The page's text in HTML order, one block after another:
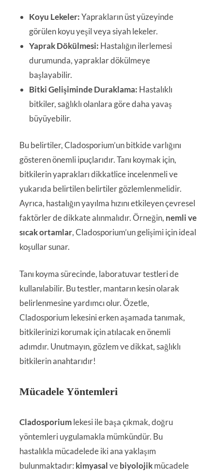
Koyu Lekeler:Yaprakların üst yüzeyinde
görülen koyu yeşil veya siyah lekeler.
Yaprak Dökülmesi: Hastalığın ilerlemesi
durumunda, yapraklar dökülmeye
başlayabilir.
Bitki Gelişiminde Duraklama: Hastalıklı
bitkiler, sağlıklı olanlara göre daha yavaş
büyüyebilir.
Bu belirtiler, Cladosporium’un bitkide varlığını
gösteren önemli ipuçlarıdır. Tanı koymak için,
bitkilerin yaprakları dikkatlice incelenmeli ve
yukarıda belirtilen belirtiler gözlemlenmelidir.
Ayrıca, hastalığın yayılma hızını etkileyen çevresel
faktörler de dikkate alınmalıdır. Örneğin, nemli ve
sıcak ortamlar, Cladosporium’un gelişimi için ideal
koşullar sunar.
Tanı koyma sürecinde, laboratuvar testleri de
kullanılabilir. Bu testler, mantarın kesin olarak
belirlenmesine yardımcı olur. Özetle,
Cladosporium lekesini erken aşamada tanımak,
bitkilerinizi korumak için atılacak en önemli
adımdır. Unutmayın, gözlem ve dikkat, sağlıklı
bitkilerin anahtarıdır!
Mücadele Yöntemleri
Cladosporiumlekesi ile başa çıkmak, doğru
yöntemleri uygulamakla mümkündür. Bu
hastalıkla mücadelede iki ana yaklaşım
bulunmaktadır: kimyasalvebiyolojikmücadele